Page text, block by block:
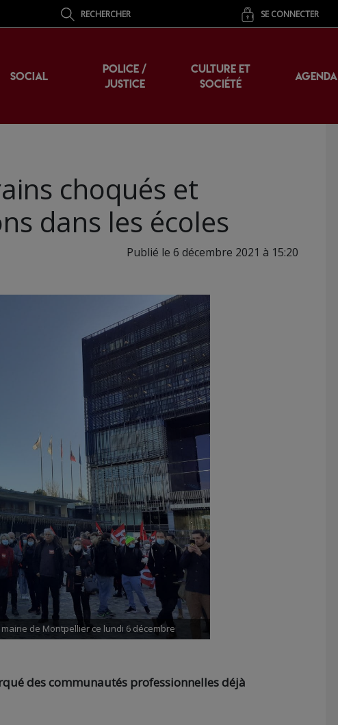
RECHERCHER SE CONNECTER
SOCIAL
POLICE /
JUSTICE
CULTURE ET
SOCIÉTÉ
AGENDA
choqués et
dans les écoles
Publié le 6 décembre 2021 à 15:20
de Montpellier ce lundi 6 décembre
des communautés professionnelles déjà